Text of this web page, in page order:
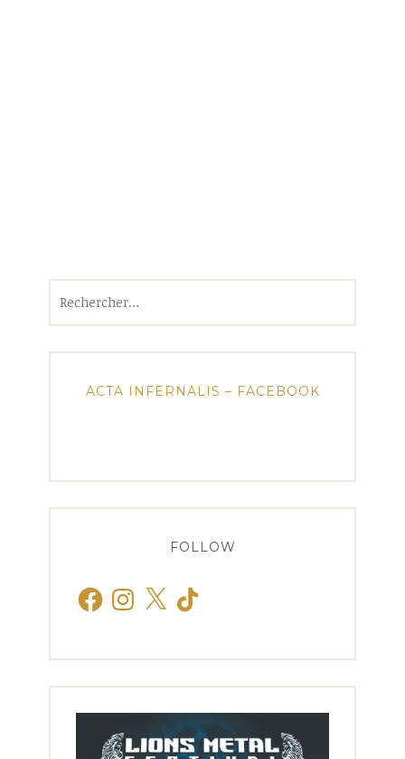
ACTA INFERNALIS – FACEBOOK
FOLLOW
FacebookInstagram
X TikTok